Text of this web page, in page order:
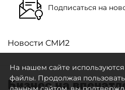
Подписаться на
Новости СМИ2
Бизнес на
На нашем сайте
файлы. Продолжая